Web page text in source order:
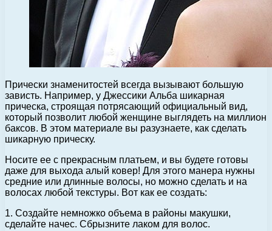
Прически знаменитостей всегда вызывают большую
зависть. Например, у Джессики Альба шикарная
прическа, строящая потрясающий официальный вид,
который позволит любой женщине выглядеть на миллион
баксов. В этом материале вы разузнаете, как сделать
шикарную прическу.
Носите ее с прекрасным платьем, и вы будете готовы
даже для выхода алый ковер! Для этого манера нужны
средние или длинные волосы, но можно сделать и на
волосах любой текстуры. Вот как ее создать:
1. Создайте немножко объема в районы макушки,
сделайте начес. Сбрызните лаком для волос.